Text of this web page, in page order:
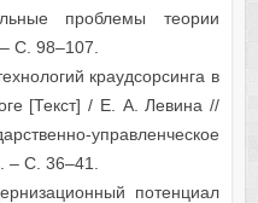
проблемы теории
С. 98–107.
краудсорсинга в
[Текст] / Е. А. Левина //
управленческое
– С. 36–41.
потенциал